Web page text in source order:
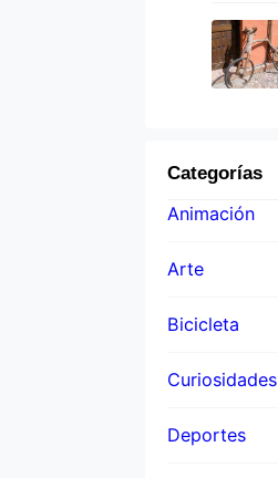
Categorías
Animación
Arte
Bicicleta
Curiosidades
Deportes